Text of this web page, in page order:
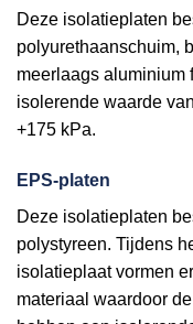
Deze isolatieplaten
polyurethaanschuim,
meerlaags aluminium
isolerende waarde
+175 kPa.
EPS-platen
Deze isolatieplaten
polystyreen. Tijdens
isolatieplaat vormen
materiaal waardoor